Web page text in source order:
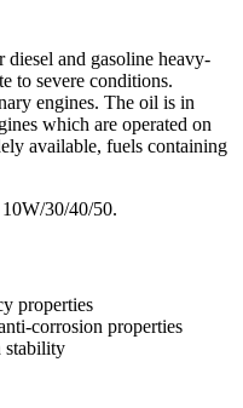
and gasoline heavy-
to severe conditions.
engines. The oil is in
which are operated on
available, fuels containing
30/40/50.
properties
corrosion properties
stability